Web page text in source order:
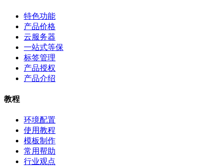
特色功能
产品价格
云服务器
一站式等保
标签管理
产品授权
产品介绍
教程
环境配置
使用教程
模板制作
常用帮助
行业观点